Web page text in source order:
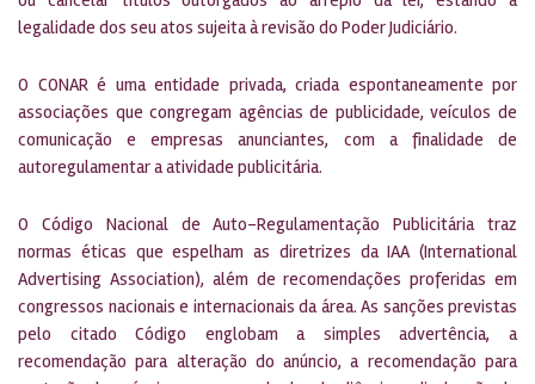
legalidade dos seu atos sujeita à revisão do Poder Judiciário.
O CONAR é uma entidade privada, criada espontaneamente por
associações que congregam agências de publicidade, veículos de
comunicação e empresas anunciantes, com a finalidade de
autoregulamentar a atividade publicitária.
O Código Nacional de Auto-Regulamentação Publicitária traz
normas éticas que espelham as diretrizes da IAA (International
Advertising Association), além de recomendações proferidas em
congressos nacionais e internacionais da área. As sanções previstas
pelo citado Código englobam a simples advertência, a
recomendação para alteração do anúncio, a recomendação para